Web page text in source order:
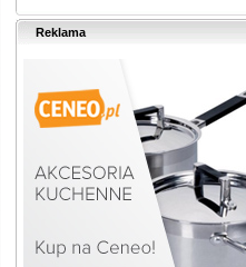
Reklama